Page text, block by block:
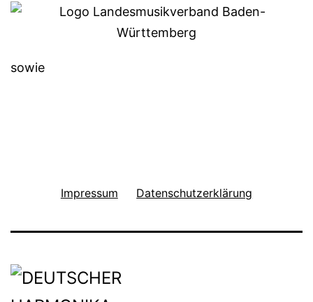
sowie
Impressum Datenschutzerklärung